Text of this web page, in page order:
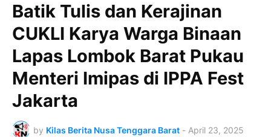
Batik Tulis dan Kerajinan
CUKLI Karya Warga Binaan
Lapas Lombok Barat Pukau
Menteri Imipas di IPPA Fest
Jakarta
by Kilas Berita Nusa Tenggara Barat - April 23, 2025